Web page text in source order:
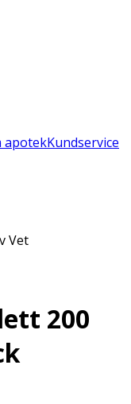
apotekKundservice
Vet
200